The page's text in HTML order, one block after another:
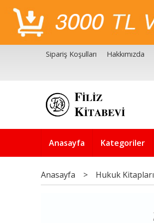
Sipariş Koşulları Hakkımızda
Anasayfa Kategoriler
Anasayfa > Hukuk Kitapları